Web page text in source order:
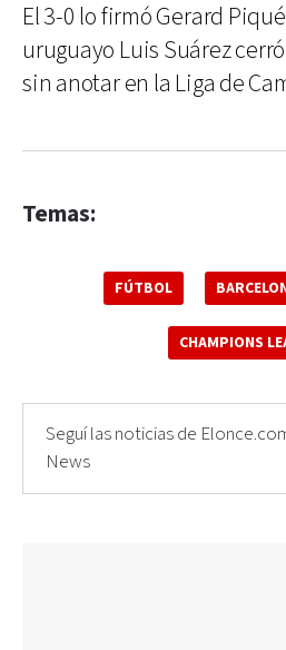
El 3-0 lo firmó Gerard
uruguayo Luis Suárez
sin anotar en la Liga de
Temas:
FÚTBOL
CHAMPIONS
Seguí las noticias de
News